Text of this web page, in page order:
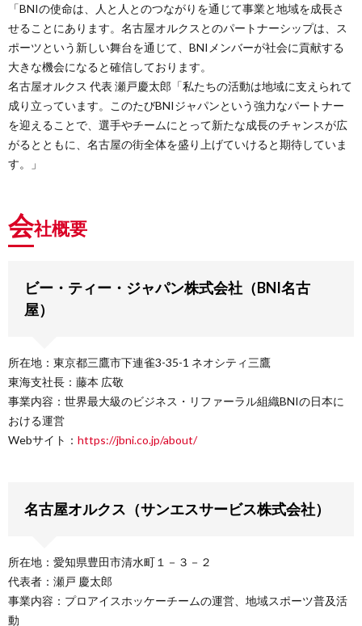
「BNIの使命は、人と人とのつながりを通じて事業と地域を成長さ
せることにあります。名古屋オルクスとのパートナーシップは、ス
ポーツという新しい舞台を通じて、BNIメンバーが社会に貢献する
大きな機会になると確信しております。
名古屋オルクス 代表 瀬戸慶太郎「私たちの活動は地域に支えられて
成り立っています。このたびBNIジャパンという強力なパートナー
を迎えることで、選手やチームにとって新たな成長のチャンスが広
がるとともに、名古屋の街全体を盛り上げていけると期待していま
す。」
会社概要
ビー・ティー・ジャパン株式会社（BNI名古
屋）
所在地：東京都三鷹市下連雀3-35-1 ネオシティ三鷹
東海支社長：藤本 広敬
事業内容：世界最大級のビジネス・リファーラル組織BNIの日本に
おける運営
Webサイト： https://jbni.co.jp/about/
名古屋オルクス（サンエスサービス株式会社）
所在地：愛知県豊田市清水町１－３－２
代表者：瀬戸 慶太郎
事業内容：プロアイスホッケーチームの運営、地域スポーツ普及活
動